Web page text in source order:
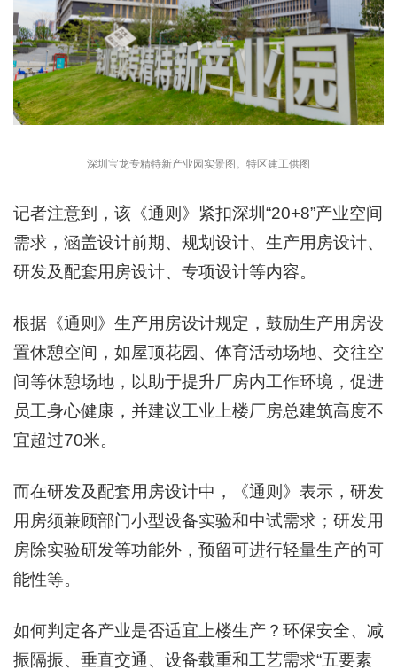
深圳宝龙专精特新产业园实景图。特区建工供图
记者注意到，该《通则》紧扣深圳“20+8”产业空间
需求，涵盖设计前期、规划设计、生产用房设计、
研发及配套用房设计、专项设计等内容。
根据《通则》生产用房设计规定，鼓励生产用房设
置休憩空间，如屋顶花园、体育活动场地、交往空
间等休憩场地，以助于提升厂房内工作环境，促进
员工身心健康，并建议工业上楼厂房总建筑高度不
宜超过70米。
而在研发及配套用房设计中，《通则》表示，研发
用房须兼顾部门小型设备实验和中试需求；研发用
房除实验研发等功能外，预留可进行轻量生产的可
能性等。
如何判定各产业是否适宜上楼生产？环保安全、减
振隔振、垂直交通、设备载重和工艺需求“五要素